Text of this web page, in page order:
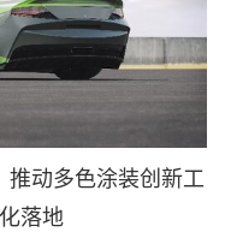
动多色涂装创新工
落地